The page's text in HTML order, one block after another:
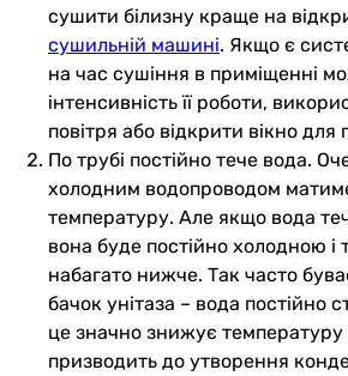
сушити білизну краще на
сушильній машині. Якщо є
на час сушіння в приміщенні
інтенсивність її роботи,
повітря або відкрити вікно
По трубі постійно тече вода.
холодним водопроводом
температуру. Але якщо вода
вона буде постійно холодною і
набагато нижче. Так часто
бачок унітаза – вода постійно
це значно знижує
призводить до утворення